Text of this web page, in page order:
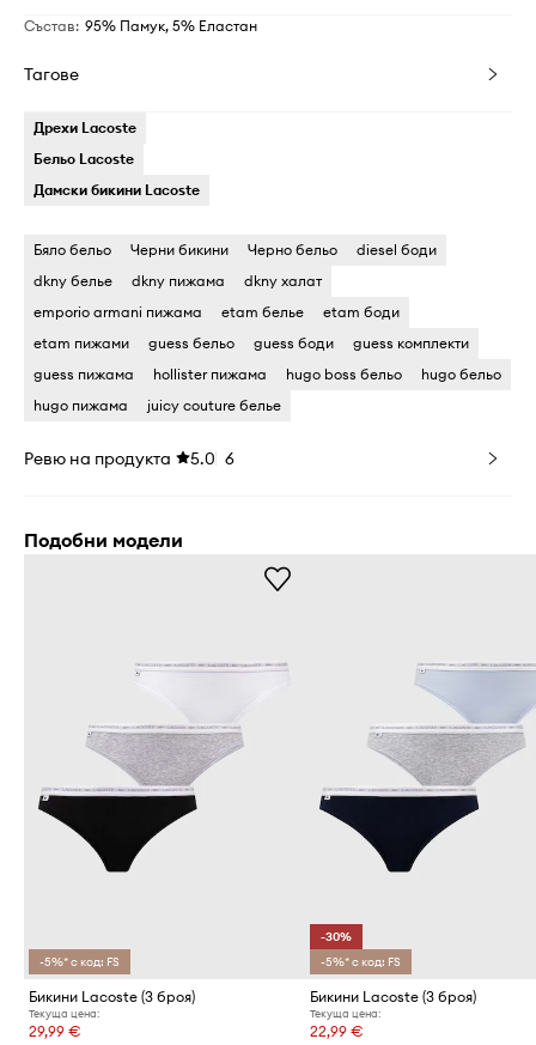
Състав: 95% Памук, 5% Еластан
Тагове
Дрехи Lacoste
Бельо Lacoste
Дамски бикини Lacoste
Бяло бельо Черни бикини Черно бельо
diesel боди
dkny белье
dkny пижама
dkny халат
emporio armani пижама
etam белье
etam боди
etam пижами
guess бельо guess боди
guess комплекти
guess пижама
hollister пижама hugo boss бельо
hugo бельо
hugo пижама
juicy couture белье
Ревю на продукта 5.0 6
Подобни модели
-5%* с код: FS
Бикини Lacoste (3 броя)
Текуща цена:
29,99 €
-30%
-5%* с код: FS
Бикини Lacoste (3 броя)
Текуща цена:
22,99 €